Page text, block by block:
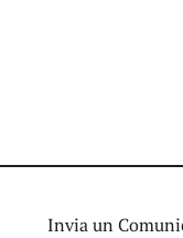
Invia un